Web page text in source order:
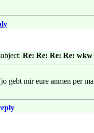
Re: Re: Re: Re: wkw
gebt mir eure anmen per